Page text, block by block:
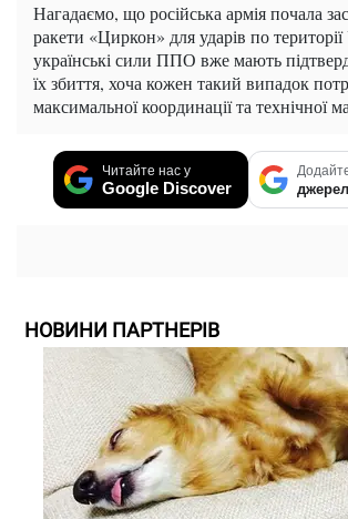
Нагадаємо, що російська армія почала
ракети «Циркон» для ударів по території
українські сили ППО вже мають
їх збиття, хоча кожен такий випадок
максимальної координації та технічної
Читайте нас у
Google Discover
НОВИНИ ПАРТНЕРІВ